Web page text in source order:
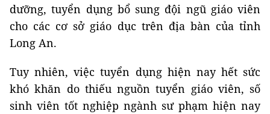
dưỡng, tuyển dụng bổ sung đội ngũ giáo viên
cho các cơ sở giáo dục trên địa bàn của tỉnh
Long An.
Tuy nhiên, việc tuyển dụng hiện nay hết sức
khó khăn do thiếu nguồn tuyển giáo viên, số
sinh viên tốt nghiệp ngành sư phạm hiện nay